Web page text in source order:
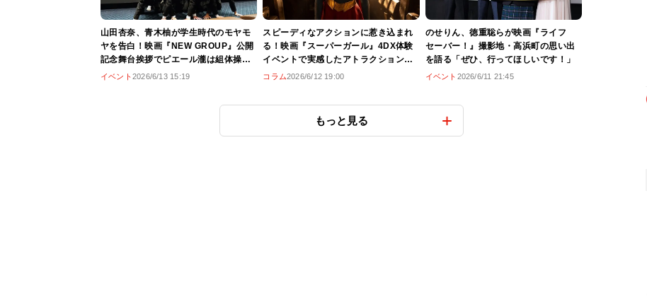
山田杏奈、青木柚が学生時代のモヤモ
ヤを告白！映画『NEW GROUP』公開
記念舞台挨拶でピエール瀧は組体操を
実況中継
イベント2026/6/13 15:19
スピーディなアクションに惹き込まれ
る！映画『スーパーガール』4DX体験
イベントで実感したアトラクション感
覚で楽しめるポイント
コラム2026/6/12 19:00
のせりん、徳重聡らが映画『ライフ
セーバー！』撮影地・高浜町の思い出
を語る「ぜひ、行ってほしいです！」
イベント 2026/6/11 21:45
もっと見る